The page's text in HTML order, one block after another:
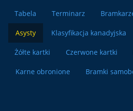
Tabela Terminarz
Asysty Klasyfikacja kanadyjska
Żółte kartki Czerwone kartki
Karne obronione Bramki